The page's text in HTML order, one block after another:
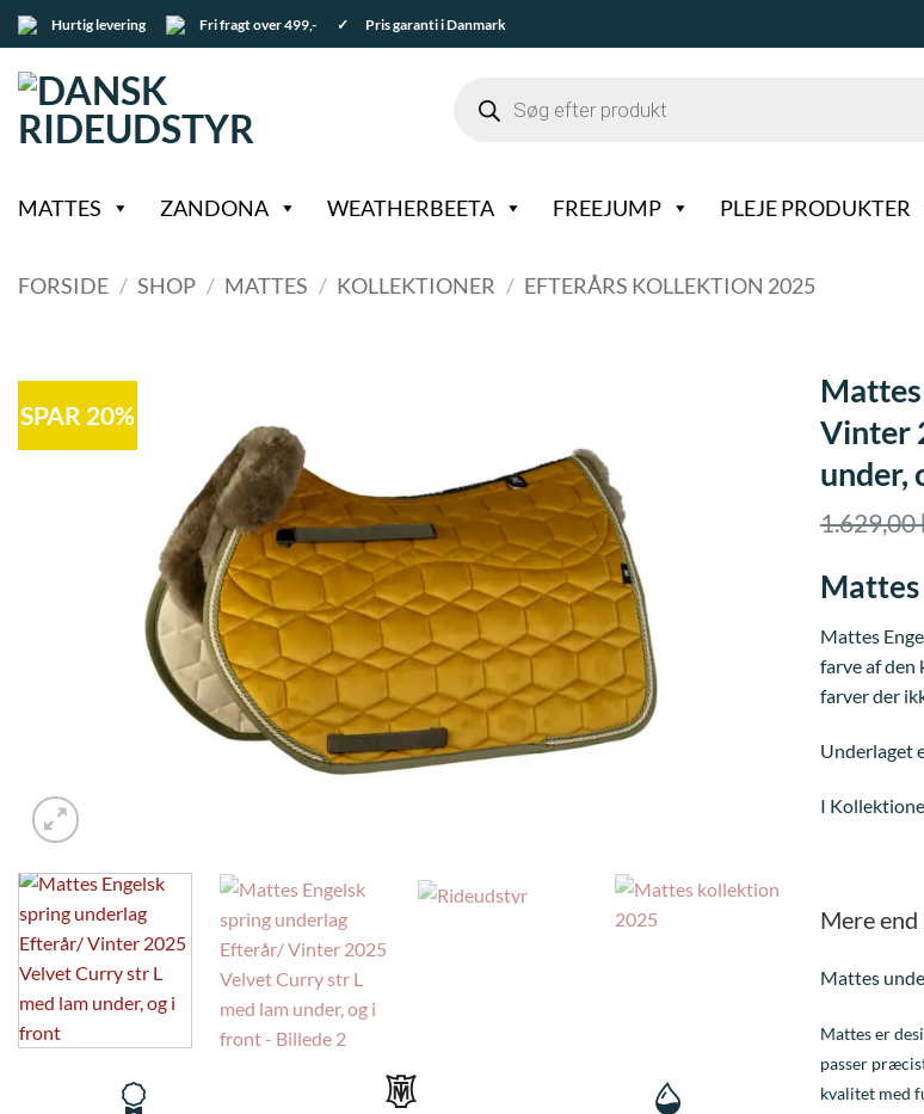
Fortsæt
til
indhold
Hurtig levering Fri fragt over 499,- ✓ Pris garanti i Danmark
search
MATTES ZANDONA WEATHERBEETA FREEJUMP PLEJE PRODUKTER
FORSIDE / SHOP / MATTES / KOLLEKTIONER / EFTERÅRS KOLLEKTION 2025
SPAR 20%
Vinter
under,
1.629,00
Mattes
farve af
farver der
Underlaget
I
Mere
Mattes
Mattes er
passer
kvalitet med